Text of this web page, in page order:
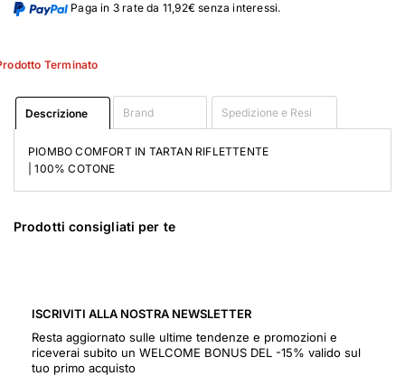
Paga in 3 rate da 11,92€ senza interessi.
Terminato
Descrizione Brand Spedizione e Resi
PIOMBO COMFORT IN TARTAN RIFLETTENTE
| 100% COTONE
Prodotti consigliati per te
ISCRIVITI ALLA NOSTRA NEWSLETTER
Resta aggiornato sulle ultime tendenze e promozioni e
riceverai subito un WELCOME BONUS DEL -15% valido sul
tuo primo acquisto